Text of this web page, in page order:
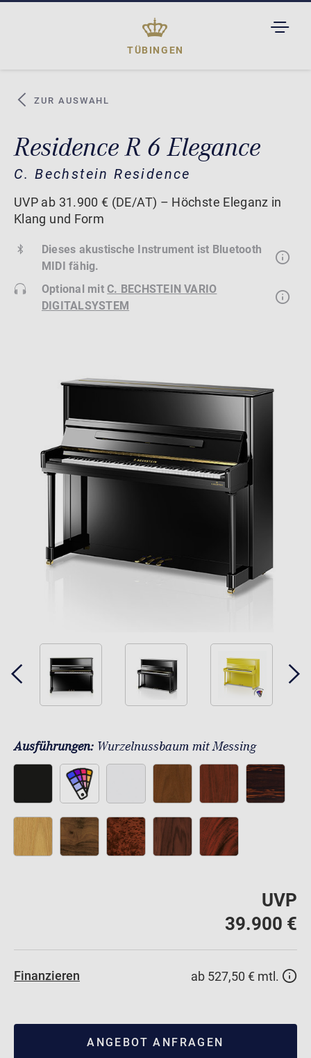
TÜBINGEN
ZUR AUSWAHL
Residence R 6 Elegance
C. Bechstein Residence
UVP ab 31.900 € (DE/AT) – Höchste Eleganz in
Klang und Form
Dieses akustische Instrument ist Bluetooth
MIDI fähig.
Optional mitC. BECHSTEIN VARIO
DIGITALSYSTEM
Ausführungen: Wurzelnussbaum mit Messing
UVP
39.900 €
Finanzieren ab 527,50 € mtl.
ANGEBOT ANFRAGEN